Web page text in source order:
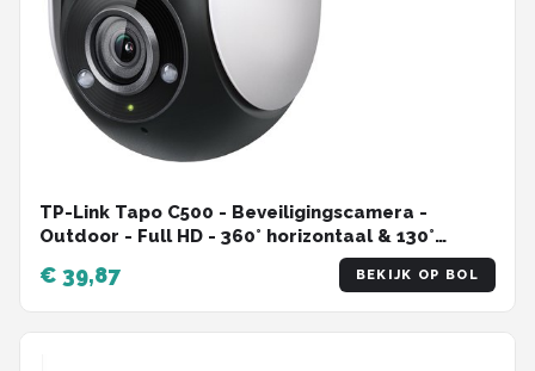
TP-Link Tapo C500 - Beveiligingscamera -
Outdoor - Full HD - 360° horizontaal & 130°
€ 39,87 BEKIJK OP BOL